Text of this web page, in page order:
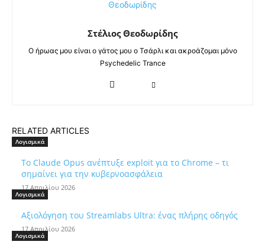
Στέλιος Θεοδωρίδης
Ο ήρωας μου είναι ο γάτος μου ο Τσάρλι και ακροάζομαι μόνο
Psychedelic Trance
RELATED ARTICLES
Λογισμικά
Το Claude Opus ανέπτυξε exploit για το Chrome – τι
σημαίνει για την κυβερνοασφάλεια
17 Απριλίου 2026
Λογισμικά
Αξιολόγηση του Streamlabs Ultra: ένας πλήρης οδηγός
17 Απριλίου 2026
Λογισμικά